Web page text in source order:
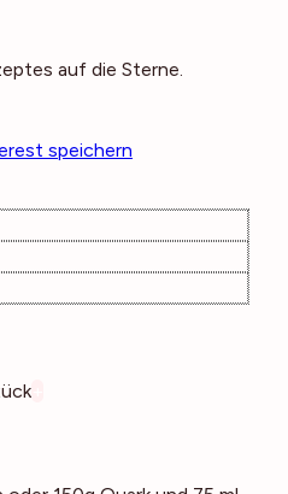
auf die Sterne.
speichern